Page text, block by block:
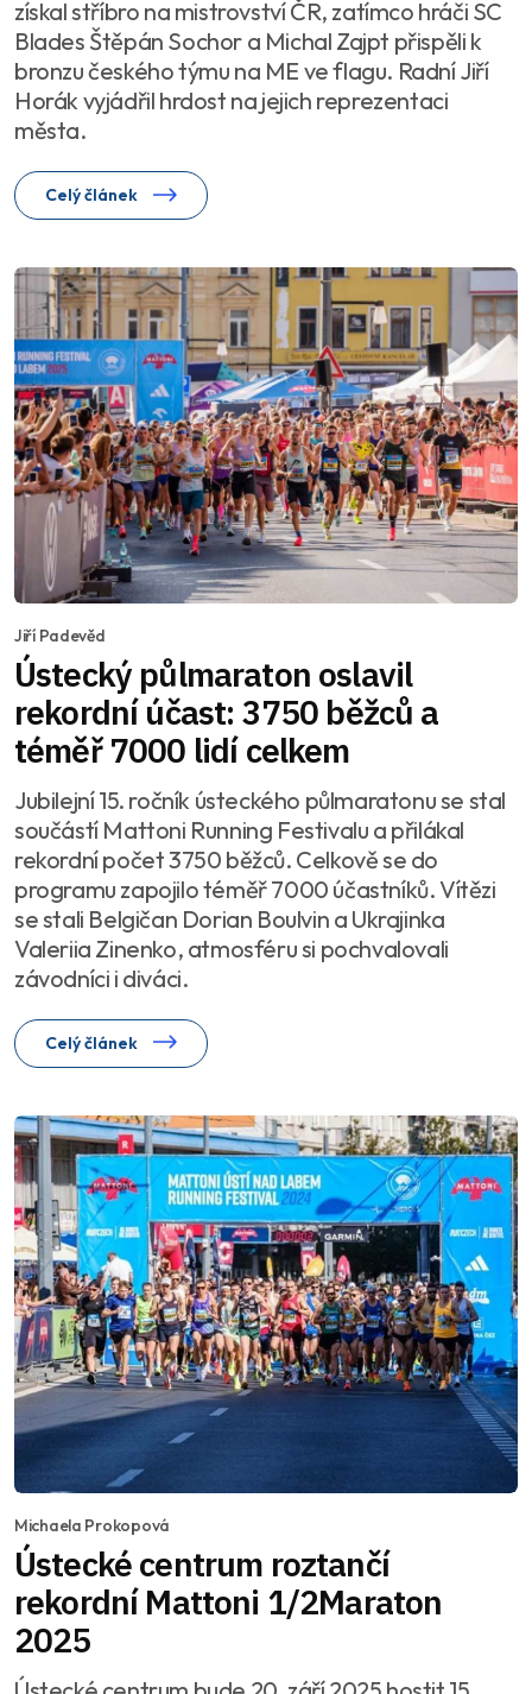
získal stříbro na mistrovství ČR, zatímco hráči SC
Blades Štěpán Sochor a Michal Zajpt přispěli k
bronzu českého týmu na ME ve flagu. Radní Jiří
Horák vyjádřil hrdost na jejich reprezentaci
města.
Celý článek
Jiří Padevěd
Ústecký půlmaraton oslavil
rekordní účast: 3750 běžců a
téměř 7000 lidí celkem
Jubilejní 15. ročník ústeckého půlmaratonu se stal
součástí Mattoni Running Festivalu a přilákal
rekordní počet 3750 běžců. Celkově se do
programu zapojilo téměř 7000 účastníků. Vítězi
se stali Belgičan Dorian Boulvin a Ukrajinka
Valeriia Zinenko, atmosféru si pochvalovali
závodníci i diváci.
Celý článek
Michaela Prokopová
Ústecké centrum roztančí
rekordní Mattoni 1/2Maraton
2025